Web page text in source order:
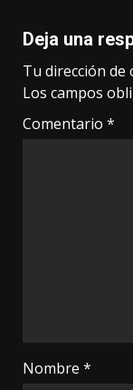
Deja una
Tu dirección de
Los campos
Comentario *
Nombre *